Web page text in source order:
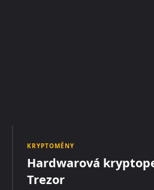
KRYPTOMĚNY
Hardwarová
Trezor